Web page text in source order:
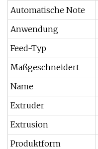
Automatische Note
Anwendung
Feed-Typ
Maßgeschneidert
Name
Extruder
Extrusion
Produktform